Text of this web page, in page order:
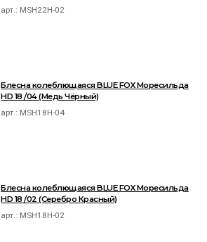
арт.: MSH22H-02
Блесна колеблющаяся BLUE FOX Моресильда
HD 18 /04 (Медь Чёрный)
арт.: MSH18H-04
Блесна колеблющаяся BLUE FOX Моресильда
HD 18 /02 (Серебро Красный)
арт.: MSH18H-02